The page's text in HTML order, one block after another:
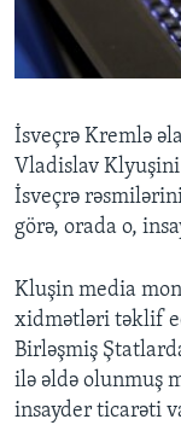
BIZI IZLƏYIN
Dillər
İsveçrə Kremlə
Vladislav
İsveçrə
görə, orada o,
Kluşin media
xidmətləri təklif
Birləşmiş
ilə əldə olunmuş
insayder ticarəti